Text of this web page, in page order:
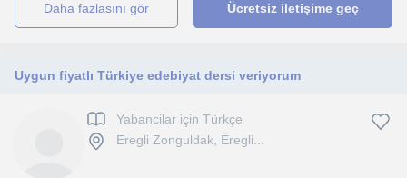
daha fazlasını gör Ücretsiz iletişime geç
Uygun fiyatlı Türkiye edebiyat dersi veriyorum
Yabancilar için Türkçe
Eregli Zonguldak, Eregli...